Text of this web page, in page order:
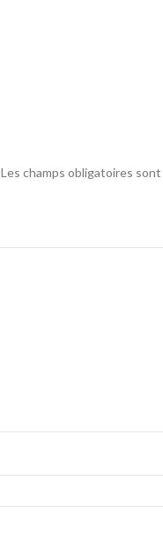
Les champs obligatoires sont